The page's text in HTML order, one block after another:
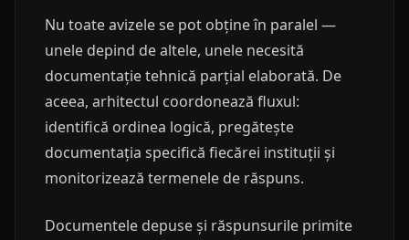
Nu toate avizele se pot obține în paralel —
unele depind de altele, unele necesită
documentație tehnică parțial elaborată. De
aceea, arhitectul coordonează fluxul:
identifică ordinea logică, pregătește
documentația specifică fiecărei instituții și
monitorizează termenele de răspuns.
Documentele depuse și răspunsurile primite